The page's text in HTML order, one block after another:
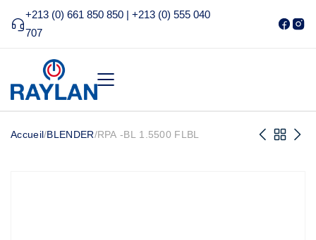
+213 (0) 661 850 850 | +213 (0) 555 040
707
Accueil/BLENDER/RPA -BL 1.5500 FLBL